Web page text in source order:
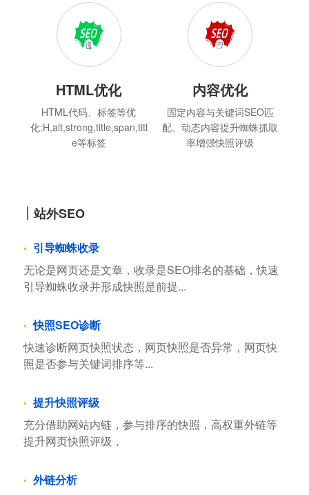
HTML优化
HTML代码、标签等优
化:H,alt,strong,title,span,titl
e等标签
内容优化
固定内容与关键词SEO匹
配、动态内容提升蜘蛛抓取
率增强快照评级
站外SEO
引导蜘蛛收录
无论是网页还是文章，收录是SEO排名的基础，快速
引导蜘蛛收录并形成快照是前提...
快照SEO诊断
快速诊断网页快照状态，网页快照是否异常，网页快
照是否参与关键词排序等...
提升快照评级
充分借助网站内链，参与排序的快照，高权重外链等
提升网页快照评级，
外链分析